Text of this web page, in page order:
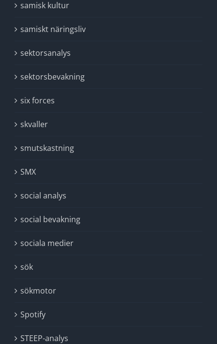
samisk kultur
samiskt näringsliv
sektorsanalys
sektorsbevakning
six forces
skvaller
smutskastning
SMX
social analys
social bevakning
sociala medier
sök
sökmotor
Spotify
STEEP-analys